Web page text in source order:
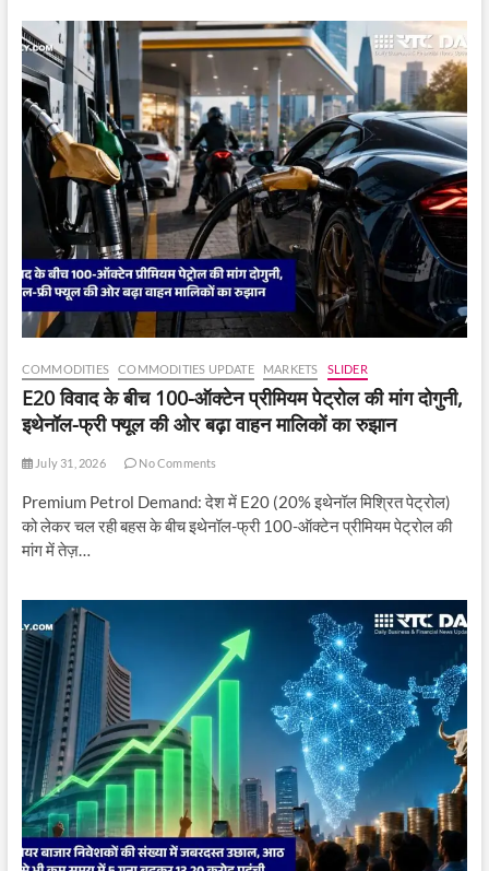
COMMODITIES COMMODITIES UPDATE MARKETS SLIDER
E20 विवाद के बीच 100-ऑक्टेन प्रीमियम पेट्रोल की मांग दोगुनी,
इथेनॉल-फ्री फ्यूल की ओर बढ़ा वाहन मालिकों का रुझान
July 31, 2026 No Comments
Premium Petrol Demand: देश में E20 (20% इथेनॉल मिश्रित पेट्रोल)
को लेकर चल रही बहस के बीच इथेनॉल-फ्री 100-ऑक्टेन प्रीमियम पेट्रोल की
मांग में तेज़…